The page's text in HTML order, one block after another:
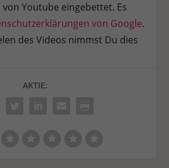
Youtube eingebettet. Es
von Google.
des Videos nimmst Du dies
AKTIE: